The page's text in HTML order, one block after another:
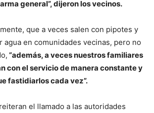
general”, dijeron los vecinos.
que a veces salen con pipotes y
agua en comunidades vecinas, pero no
“además, a veces nuestros familiares
con el servicio de manera constante y
fastidiarlos cada vez”.
el llamado a las autoridades